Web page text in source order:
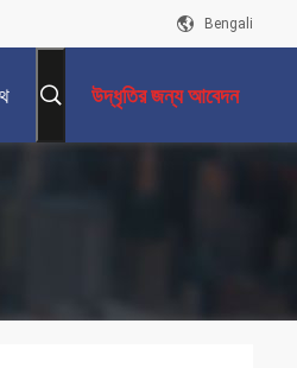
Bengali
উদ্ধৃতির জন্য আবেদন